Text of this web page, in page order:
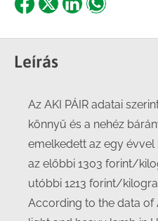
Share
Facebook
Share
X
ShareShare
Leírás
Az AKI PÁIR adatai
könnyű és a nehéz
emelkedett az egy
az előbbi 1303 forint/
utóbbi 1213 forint/
According to the data of